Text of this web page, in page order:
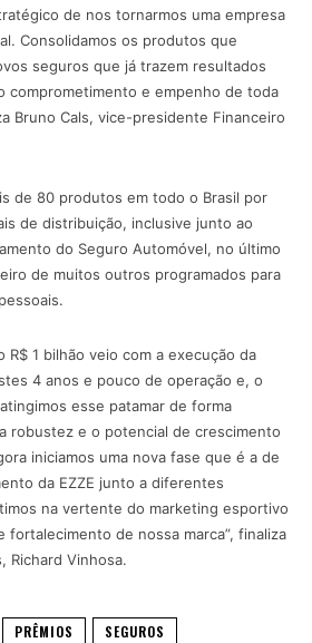
de nos tornarmos uma empresa
Consolidamos os produtos que
seguros que já trazem resultados
comprometimento e empenho de toda
Bruno Cals, vice-presidente Financeiro
de 80 produtos em todo o Brasil por
de distribuição, inclusive junto ao
do Seguro Automóvel, no último
de muitos outros programados para
R$ 1 bilhão veio com a execução da
4 anos e pouco de operação e, o
esse patamar de forma
robustez e o potencial de crescimento
iniciamos uma nova fase que é a de
da EZZE junto a diferentes
na vertente do marketing esportivo
fortalecimento de nossa marca”, finaliza
Richard Vinhosa.
PRÊMIOS SEGUROS